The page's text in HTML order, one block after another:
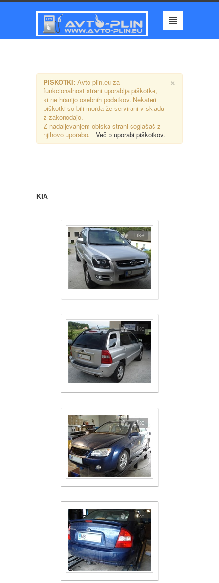
×
PIŠKOTKI: Avto-plin.eu za
funkcionalnost strani uporablja piškotke,
ki ne hranijo osebnih podatkov. Nekateri
piškotki so bili morda že servirani v skladu
z zakonodajo.
Z nadaljevanjem obiska strani soglašaš z
njihovo uporabo.
Več o uporabi piškotkov.
KIA
Like
Like
Like
Like